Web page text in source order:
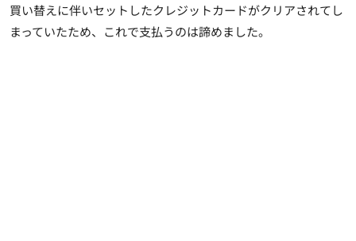
買い替えに伴いセットしたクレジットカードがクリアされてし
まっていたため、これで支払うのは諦めました。